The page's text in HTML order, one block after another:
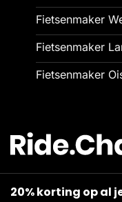
Fietsenmaker
Fietsenmaker
Fietsenmaker
20% korting op al